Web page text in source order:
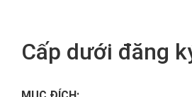
Cấp dưới đăng